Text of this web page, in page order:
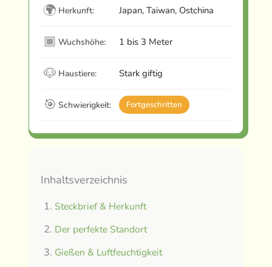
🌍 Herkunft: Japan, Taiwan, Ostchina
🏾 Wuchshöhe: 1 bis 3 Meter
🐶 Haustiere: Stark giftig
🎯 Schwierigkeit: Fortgeschritten
Inhaltsverzeichnis
Steckbrief & Herkunft
Der perfekte Standort
Gießen & Luftfeuchtigkeit